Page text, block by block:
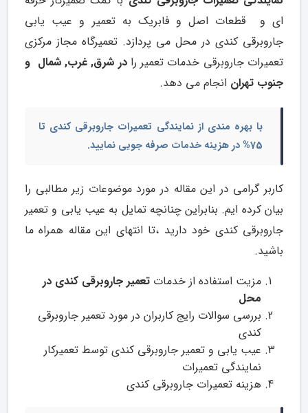
ای و قطعات اصل و فابریک به تعمیر و عیب یابی
جاروبرقی کندی در محل می پردازد. تعمیرگاه مجاز مرکزی
تعمیرات جاروبرقی خدمات تعمیر رادر شرق, غرب, شمال و
جنوب تهران انجام می دهد.
با بهره مندی ازنمایندگی تعمیرات جاروبرقیکندی تا
75% در هزینه خدمات صرفه جویی نمایید.
کاربر گرامی در این مقاله در مورد موضوعات زیر مطالبی را
بیان کرده ایم. بنابراین چنانچه تمایل به عیب یابی و تعمیر
جاروبرقی کندی خود دارید ،تا انتهای این مقاله همراه ما
باشید.
مزیت استفاده از خدمات تعمیر جاروبرقی کندی در
محل
بررسی سوالات رایج کاربران در مورد تعمیر جاروبرقی
کندی
عیب یابی و تعمیر جاروبرقی کندی توسط تعمیرکار
نمایندگی تعمیرات
هزینه تعمیرات جاروبرقی کندی